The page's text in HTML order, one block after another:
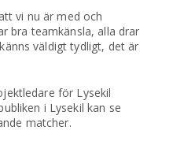
vi nu är med och
bra teamkänsla, alla drar
väldigt tydligt, det är
för Lysekil
i Lysekil kan se
matcher.